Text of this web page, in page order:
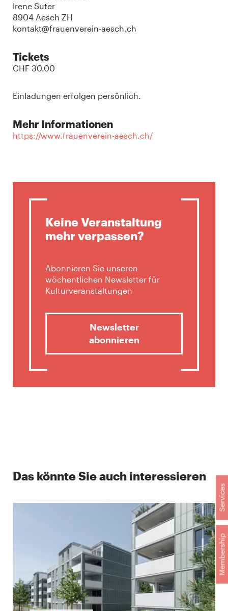
Membership
Services
Irene Suter
8904 Aesch ZH
kontakt@frauenverein-aesch.ch
Tickets
CHF 30.00
Einladungen erfolgen persönlich.
Mehr Informationen
https://www.frauenverein-aesch.ch/
Keine Veranstaltung
mehr verpassen?
Abonnieren Sie unseren
wöchentlichen Newsletter für
Kulturveranstaltungen
Newsletter
abonnieren
Das könnte Sie auch interessieren